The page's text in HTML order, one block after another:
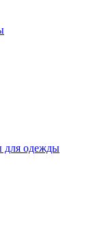
одежды